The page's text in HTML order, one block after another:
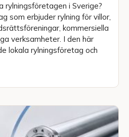
i Sverige?
som erbjuder rylning för villor,
kommersiella
verksamheter. I den här
lokala rylningsföretag och